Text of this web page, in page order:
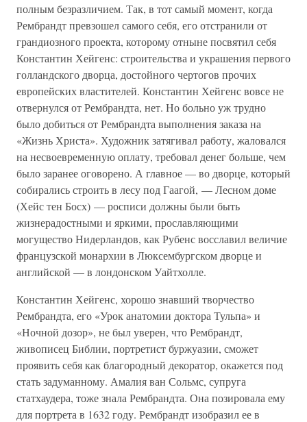
полным безразличием. Так, в тот самый момент, когда
Рембрандт превзошел самого себя, его отстранили от
грандиозного проекта, которому отныне посвятил себя
Константин Хейгенс: строительства и украшения первого
голландского дворца, достойного чертогов прочих
европейских властителей. Константин Хейгенс вовсе не
отвернулся от Рембрандта, нет. Но больно уж трудно
было добиться от Рембрандта выполнения заказа на
«Жизнь Христа». Художник затягивал работу, жаловался
на несвоевременную оплату, требовал денег больше, чем
было заранее оговорено. А главное — во дворце, который
собирались строить в лесу под Гаагой, — Лесном доме
(Хейс тен Босх) — росписи должны были быть
жизнерадостными и яркими, прославляющими
могущество Нидерландов, как Рубенс восславил величие
французской монархии в Люксембургском дворце и
английской — в лондонском Уайтхолле.
Константин Хейгенс, хорошо знавший творчество
Рембрандта, его «Урок анатомии доктора Тульпа» и
«Ночной дозор», не был уверен, что Рембрандт,
живописец Библии, портретист буржуазии, сможет
проявить себя как благородный декоратор, окажется под
стать задуманному. Амалия ван Сольмс, супруга
статхаудера, тоже знала Рембрандта. Она позировала ему
для портрета в 1632 году. Рембрандт изобразил ее в